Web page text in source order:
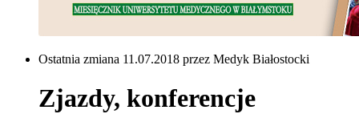
Ostatnia zmiana 11.07.2018 przez Medyk Białostocki
Zjazdy, konferencje